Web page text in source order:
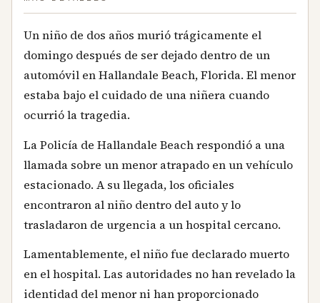
Un niño de dos años murió trágicamente el
domingo después de ser dejado dentro de un
automóvil en Hallandale Beach, Florida. El menor
estaba bajo el cuidado de una niñera cuando
ocurrió la tragedia.
La Policía de Hallandale Beach respondió a una
llamada sobre un menor atrapado en un vehículo
estacionado. A su llegada, los oficiales
encontraron al niño dentro del auto y lo
trasladaron de urgencia a un hospital cercano.
Lamentablemente, el niño fue declarado muerto
en el hospital. Las autoridades no han revelado la
identidad del menor ni han proporcionado